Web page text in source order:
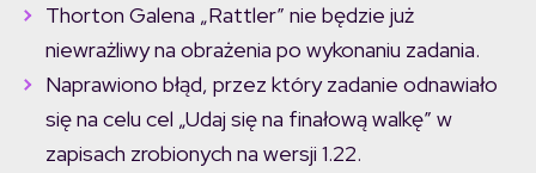
Thorton Galena „Rattler” nie będzie już
niewrażliwy na obrażenia po wykonaniu zadania.
Naprawiono błąd, przez który zadanie odnawiało
się na celu cel „Udaj się na finałową walkę” w
zapisach zrobionych na wersji 1.22.